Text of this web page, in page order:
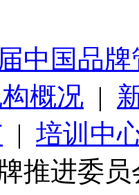
中国品
概况 |
| 培训中
推进委